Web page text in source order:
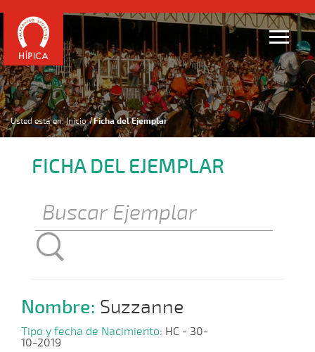
Usted está en: Inicio Ficha del Ejemplar
FICHA DEL EJEMPLAR
Nombre: Suzzanne
Tipo y fecha de Nacimiento: HC - 30-
10-2019